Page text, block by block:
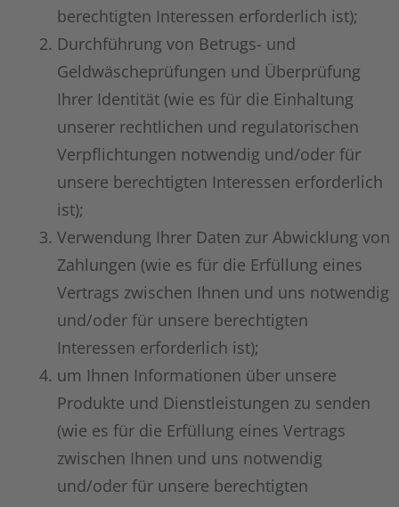
berechtigten Interessen erforderlich ist);
Durchführung von Betrugs- und
Geldwäscheprüfungen und Überprüfung
Ihrer Identität (wie es für die Einhaltung
unserer rechtlichen und regulatorischen
Verpflichtungen notwendig und/oder für
unsere berechtigten Interessen erforderlich
ist);
Verwendung Ihrer Daten zur Abwicklung von
Zahlungen (wie es für die Erfüllung eines
Vertrags zwischen Ihnen und uns notwendig
und/oder für unsere berechtigten
Interessen erforderlich ist);
um Ihnen Informationen über unsere
Produkte und Dienstleistungen zu senden
(wie es für die Erfüllung eines Vertrags
zwischen Ihnen und uns notwendig
und/oder für unsere berechtigten